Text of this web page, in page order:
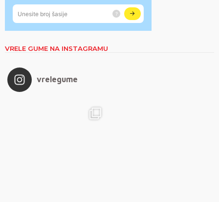
VRELE GUME NA INSTAGRAMU
vrelegume